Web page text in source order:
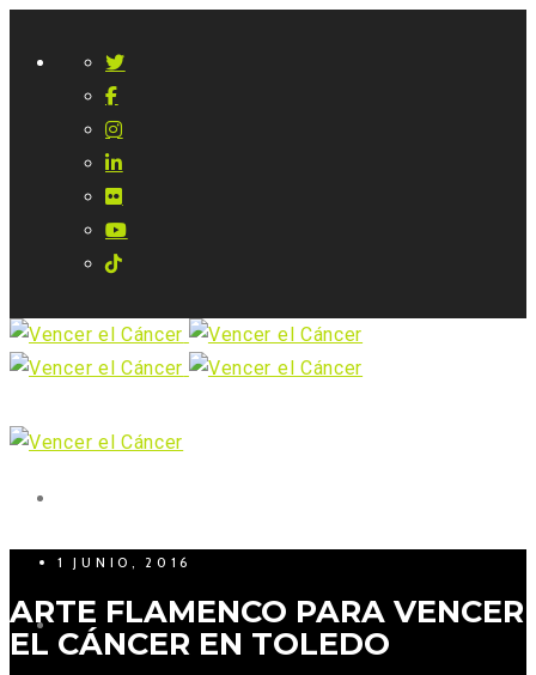
LA FUNDACIÓN
1 JUNIO, 2016
ARTE FLAMENCO PARA VENCER
EL CÁNCER EN TOLEDO